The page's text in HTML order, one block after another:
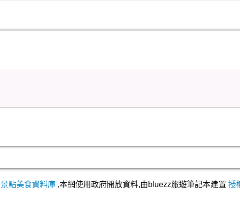
景點美食資料庫,本網使用政府開放資料,由bluezz旅遊筆記本建置 授